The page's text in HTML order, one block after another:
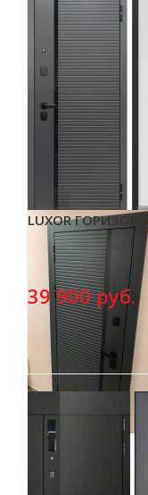
LUXOR
39 900 руб.